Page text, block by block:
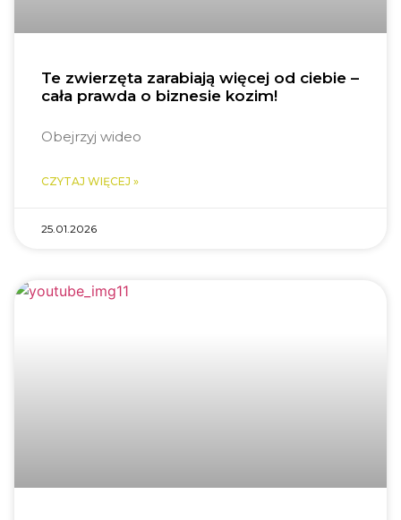
Te zwierzęta zarabiają więcej od ciebie –
cała prawda o biznesie kozim!
Obejrzyj wideo
CZYTAJ WIĘCEJ »
25.01.2026